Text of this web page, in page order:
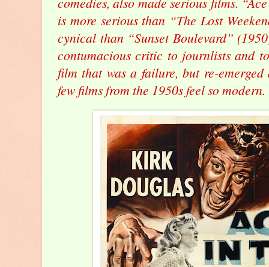
is more serious than “The Lost
cynical than “Sunset Boulevard”
contumacious critic to journlists and
film that was a failure, but re-
few films from the 1950s feel so modern.